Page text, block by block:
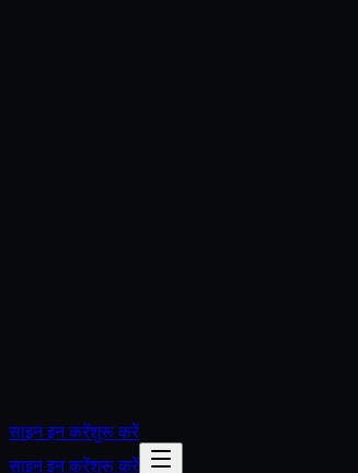
साइन इन करेंशुरू करें
साइन इन करेंशुरू करें